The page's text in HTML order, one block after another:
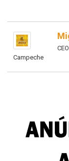
Campeche